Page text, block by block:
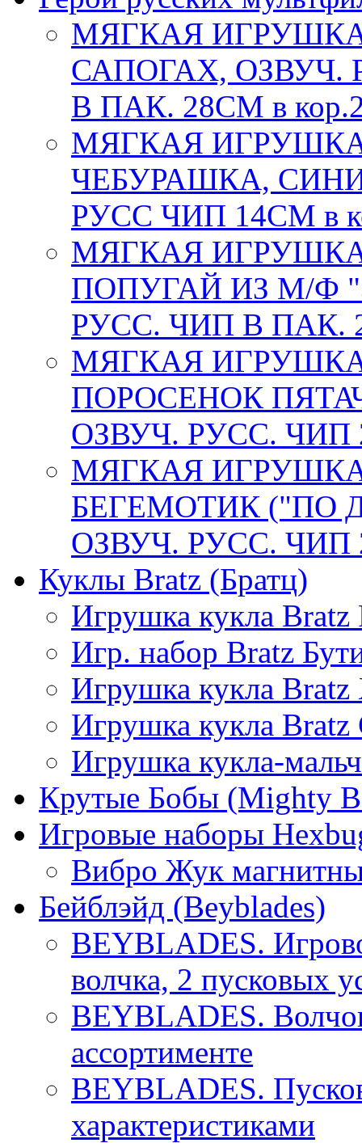
МЯГКАЯ
САПОГАХ, ОЗВУЧ.
В ПАК. 28СМ в
МЯГКАЯ
ЧЕБУРАШКА,
РУСС ЧИП 14СМ в
МЯГКАЯ
ПОПУГАЙ ИЗ М/Ф
РУСС. ЧИП В ПАК.
МЯГКАЯ
ПОРОСЕНОК
ОЗВУЧ. РУСС. ЧИП
МЯГКАЯ
БЕГЕМОТИК ("ПО
ОЗВУЧ. РУСС. ЧИП
Куклы Bratz (Братц)
Игрушка кукла Bratz
Игр. набор Bratz
Игрушка кукла
Игрушка кукла
Игрушка кукла-
Крутые Бобы (Mighty
Игровые наборы
Вибро Жук
Бейблэйд (Beyblades)
BEYBLADES.
волчка, 2 пусковых
BEYBLADES.
ассортименте
BEYBLADES.
характеристиками